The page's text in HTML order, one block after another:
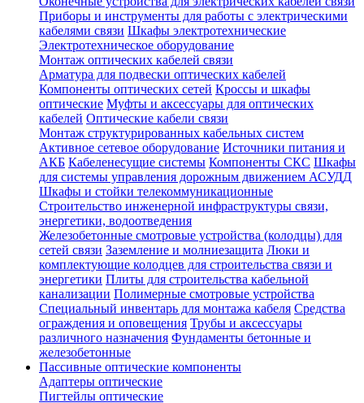
Приборы и инструменты для работы с электрическими
кабелями связи Шкафы электротехнические
Электротехническое оборудование
Монтаж оптических кабелей связи
Арматура для подвески оптических кабелей
Компоненты оптических сетей Кроссы и шкафы
оптические Муфты и аксессуары для оптических
кабелей Оптические кабели связи
Монтаж структурированных кабельных систем
Активное сетевое оборудование Источники питания и
АКБ Кабеленесущие системы Компоненты СКС Шкафы
для системы управления дорожным движением АСУДД
Шкафы и стойки телекоммуникационные
Строительство инженерной инфраструктуры связи,
энергетики, водоотведения
Железобетонные смотровые устройства (колодцы) для
сетей связи Заземление и молниезащита Люки и
комплектующие колодцев для строительства связи и
энергетики Плиты для строительства кабельной
канализации Полимерные смотровые устройства
Специальный инвентарь для монтажа кабеля Средства
ограждения и оповещения Трубы и аксессуары
различного назначения Фундаменты бетонные и
железобетонные
Пассивные оптические компоненты
Адаптеры оптические
Пигтейлы оптические